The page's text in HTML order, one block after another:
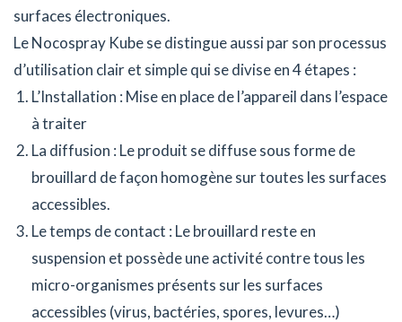
surfaces électroniques.
Le Nocospray Kube se distingue aussi par son processus
d’utilisation clair et simple qui se divise en 4 étapes :
L’Installation : Mise en place de l’appareil dans l’espace
à traiter
La diffusion : Le produit se diffuse sous forme de
brouillard de façon homogène sur toutes les surfaces
accessibles.
Le temps de contact : Le brouillard reste en
suspension et possède une activité contre tous les
micro-organismes présents sur les surfaces
accessibles (virus, bactéries, spores, levures…)